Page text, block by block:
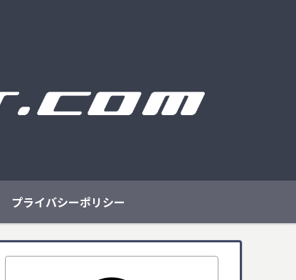
プライバシーポリシー